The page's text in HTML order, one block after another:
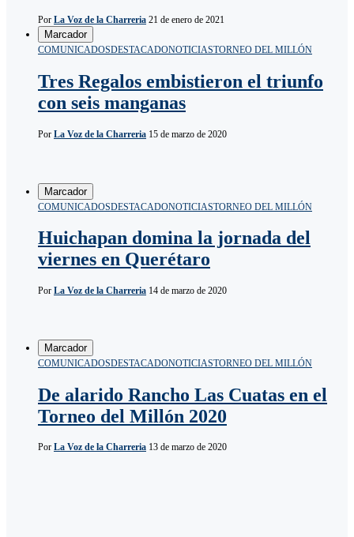
Por La Voz de la Charreria 21 de enero de 2021
Marcador
COMUNICADOSDESTACADONOTICIASTORNEO DEL MILLÓN
Tres Regalos embistieron el triunfo
con seis manganas
Por La Voz de la Charreria 15 de marzo de 2020
Marcador
COMUNICADOSDESTACADONOTICIASTORNEO DEL MILLÓN
Huichapan domina la jornada del
viernes en Querétaro
Por La Voz de la Charreria 14 de marzo de 2020
Marcador
COMUNICADOSDESTACADONOTICIASTORNEO DEL MILLÓN
De alarido Rancho Las Cuatas en el
Torneo del Millón 2020
Por La Voz de la Charreria 13 de marzo de 2020